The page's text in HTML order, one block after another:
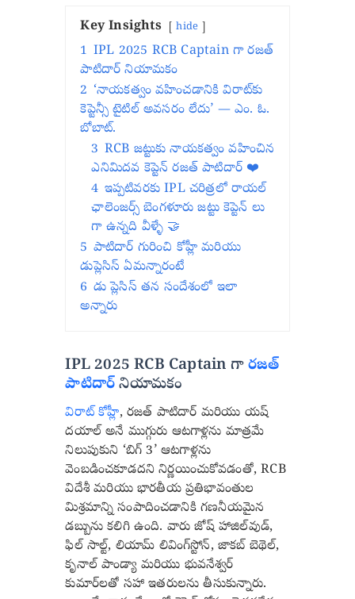
Key Insights hide
1 IPL 2025 RCB Captain గా రజత్
పాటిదార్ నియామకం
2 ‘నాయకత్వం వహించడానికి విరాట్‌కు
కెప్టెన్సీ టైటిల్ అవసరం లేదు’ — ఎం. ఓ.
బోబాట్.
3 RCB జట్టుకు నాయకత్వం వహించిన
ఎనిమిదవ కెప్టెన్ రజత్ పాటిదార్ ❤️
4 ఇప్పటివరకు IPL చరిత్రలో రాయల్
ఛాలెంజర్స్ బెంగళూరు జట్టు కెప్టెన్ లు
గా ఉన్నది వీళ్ళే 🤝
5 పాటిదార్ గురించి కోహ్లీ మరియు
డుప్లెసిస్ ఏమన్నారంటే
6 డు ప్లెసిస్ తన సందేశంలో ఇలా
అన్నారు
IPL 2025 RCB Captain గారజత్
పాటిదార్ నియామకం
విరాట్ కోహ్లీ, రజత్ పాటిదార్ మరియు యష్
దయాల్ అనే ముగ్గురు ఆటగాళ్లను మాత్రమే
నిలుపుకుని ‘బిగ్ 3’ ఆటగాళ్లను
వెంబడించకూడదని నిర్ణయించుకోవడంతో, RCB
విదేశీ మరియు భారతీయ ప్రతిభావంతుల
మిశ్రమాన్ని సంపాదించడానికి గణనీయమైన
డబ్బును కలిగి ఉంది. వారు జోష్ హాజిల్‌వుడ్,
ఫిల్ సాల్ట్, లియామ్ లివింగ్‌స్టోన్, జాకబ్ బెథెల్,
కృనాల్ పాండ్యా మరియు భువనేశ్వర్
కుమార్‌లతో సహా ఇతరులను తీసుకున్నారు.